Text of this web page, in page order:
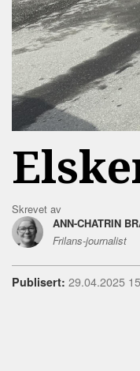
Skrevet av
ANN-CHATRIN
Frilans-journalist
Publisert: 29.04.2025